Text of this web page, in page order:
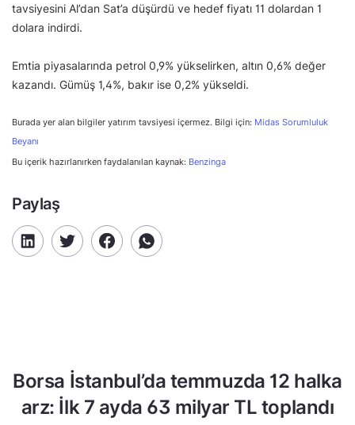
tavsiyesini Al’dan Sat’a düşürdü ve hedef fiyatı 11 dolardan 1
dolara indirdi.
Emtia piyasalarında petrol 0,9% yükselirken, altın 0,6% değer
kazandı. Gümüş 1,4%, bakır ise 0,2% yükseldi.
Burada yer alan bilgiler yatırım tavsiyesi içermez. Bilgi için: Midas Sorumluluk
Beyanı
Bu içerik hazırlanırken faydalanılan kaynak: Benzinga
Paylaş
Borsa İstanbul’da temmuzda 12 halka
arz: İlk 7 ayda 63 milyar TL toplandı